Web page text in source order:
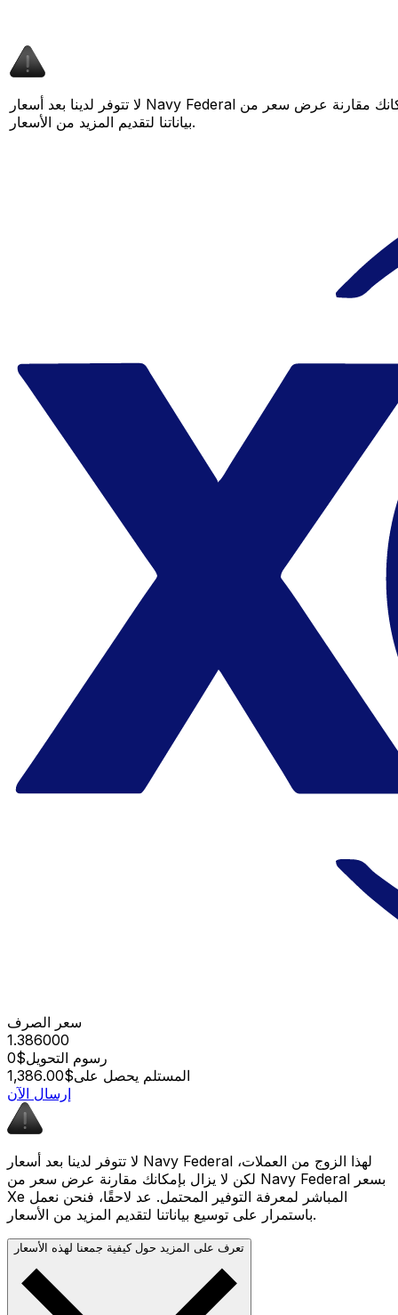
لا تتوفر لدينا بعد أسعار Navy Federal لهذا الزوج من العملات، لكن لا يزال بإمكانك مقارنة عرض سعر من Navy Federal بسعر Xe المباشر لمعرفة التوفير المحتمل. عد لاحقًا، فنحن نعمل باستمرار على توسيع
بياناتنا لتقديم المزيد من الأسعار.
سعر الصرف
1.386000
رسوم التحويل$0
المستلم يحصل على$1,386.00
إرسال الآن
لا تتوفر لدينا بعد أسعار Navy Federal لهذا الزوج من العملات،
لكن لا يزال بإمكانك مقارنة عرض سعر من Navy Federal بسعر
Xe المباشر لمعرفة التوفير المحتمل. عد لاحقًا، فنحن نعمل
باستمرار على توسيع بياناتنا لتقديم المزيد من الأسعار.
تعرف على المزيد حول كيفية جمعنا لهذه الأسعار